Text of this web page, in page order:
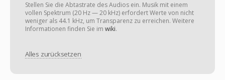
Stellen Sie die Abtastrate des Audios ein. Musik mit einem
vollen Spektrum (20 Hz — 20 kHz) erfordert Werte von nicht
weniger als 44.1 kHz, um Transparenz zu erreichen. Weitere
Informationen finden Sie im wiki.
Alles zurücksetzen